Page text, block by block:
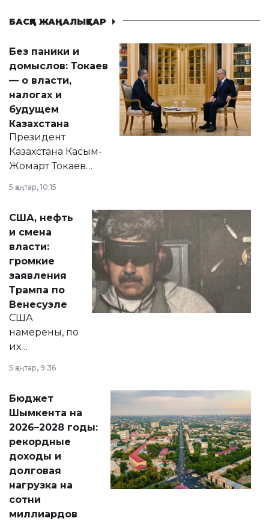
БАСҚА ЖАҢАЛЫҚТАР
Без паники и
домыслов: Токаев
— о власти,
налогах и
будущем
Казахстана
Президент
Казахстана Касым-
Жомарт Токаев
сразу несколько
актуальных тем —
от слухов о
политических
реформах до
вопросов армии,
экономики и
личного здоровья.
5 қаңтар, 10:15
США, нефть
и смена
власти:
громкие
заявления
Трампа по
Венесуэле
США
намерены, по
их
принести
народу
Венесуэлы.
5 қаңтар, 9:36
Бюджет
Шымкента на
2026–2028 годы:
рекордные
доходы и
долговая
нагрузка на
сотни
миллиардов